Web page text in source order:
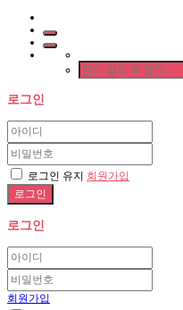
로그인
로그인 유지 회원가입
로그인
회원가입